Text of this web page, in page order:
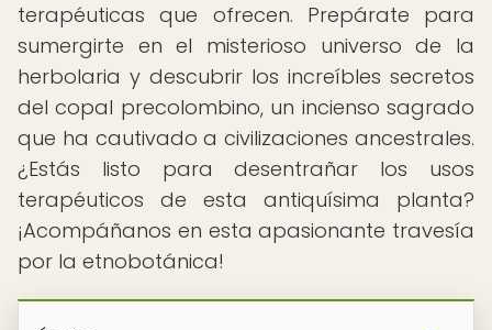
terapéuticas que ofrecen. Prepárate para
sumergirte en el misterioso universo de la
herbolaria y descubrir los increíbles secretos
del copal precolombino, un incienso sagrado
que ha cautivado a civilizaciones ancestrales.
¿Estás listo para desentrañar los usos
terapéuticos de esta antiquísima planta?
¡Acompáñanos en esta apasionante travesía
por la etnobotánica!